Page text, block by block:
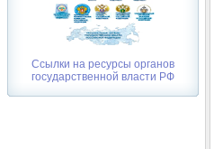
Ссылки на ресурсы органов
государственной власти РФ